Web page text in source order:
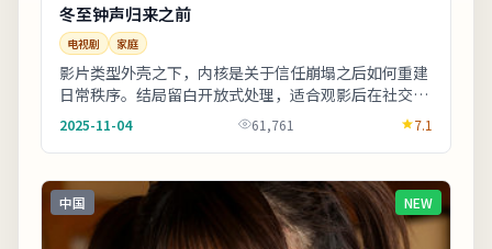
冬至钟声归来之前
电视剧 家庭
影片类型外壳之下，内核是关于信任崩塌之后如何重建
日常秩序。结局留白开放式处理，适合观影后在社交平
台延伸讨论。适合晚间完整观看，配合大屏与环绕声
更...
2025-11-04 61,761 7.1
中国 NEW